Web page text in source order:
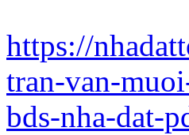
https://
tran-van-
bds-nha-dat-